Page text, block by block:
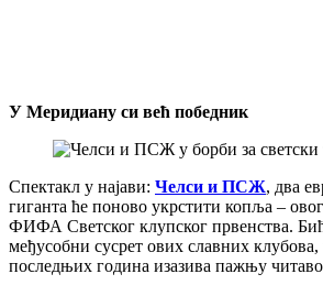
У Меридиану си већ победник
Спектакл у најави: Челси и ПСЖ, два
гиганта ће поново укрстити копља –
ФИФА Светског клупског првенства.
међусобни сусрет ових славних клубова,
последњих година изазива пажњу